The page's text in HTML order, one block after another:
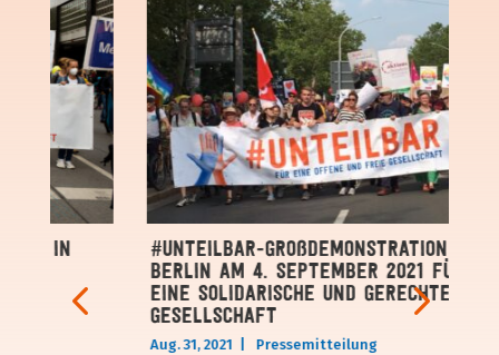
#unteilbar-Großdemonstration in
Berlin am 4. September 2021 für
eine solidarische und gerechte
Gesellschaft
Aug. 31, 2021 | Pressemitteilung